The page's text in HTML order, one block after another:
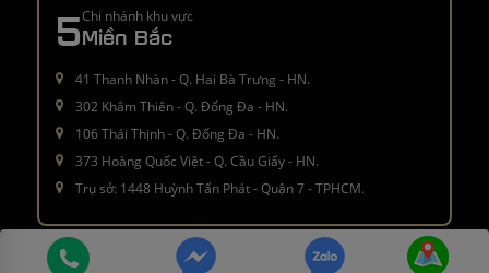
5Chi nhánh khu vực
Miền Bắc
41 Thanh Nhàn - Q. Hai Bà Trưng - HN.
302 Khâm Thiên - Q. Đống Đa - HN.
106 Thái Thịnh - Q. Đống Đa - HN.
373 Hoàng Quốc Việt - Q. Cầu Giấy - HN.
Trụ sở: 1448 Huỳnh Tấn Phát - Quận 7 - TPHCM.